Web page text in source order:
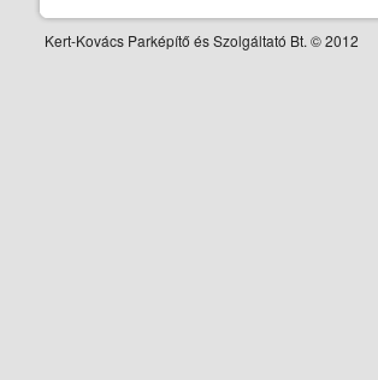
Kert-Kovács Parképítő és Szolgáltató Bt. © 2012